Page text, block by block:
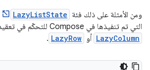
ومن الأمثلة على ذلك فئة LazyListState
التي تم تنفيذها في Compose للتحكّم في تعقيد واجهة المستخدم في
LazyColumn أو LazyRow
.